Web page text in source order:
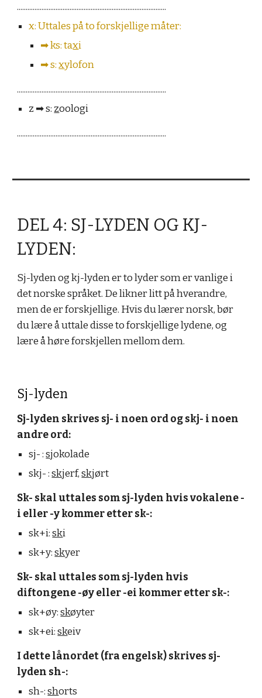
.....................................................................................
x: Uttales på to forskjellige måter:
➡︎ ks: taxi
➡︎ s:xylofon
.....................................................................................
z ➡︎ s: zoologi
.....................................................................................
DEL 4: SJ-LYDEN OG KJ-
LYDEN:
Sj-lyden og kj-lyden er to lyder som er vanlige i
det norske språket. De likner litt på hverandre,
men de er forskjellige. Hvis du lærer norsk, bør
du lære å uttale disse to forskjellige lydene, og
lære å høre forskjellen mellom dem.
Sj-lyden
Sj-lyden skrives sj- i noen ord og skj- i noen
andre ord:
sj- :sjokolade
skj- :skjerf,skjørt
Sk- skal uttales som sj-lyden hvis vokalene -
i eller -y kommer etter sk-:
sk+i:ski
sk+y:skyer
Sk- skal uttales som sj-lyden hvis
diftongene -øy eller -ei kommer etter sk-:
sk+øy:skøyter
sk+ei:skeiv
I dette lånordet (fra engelsk) skrives sj-
lyden sh-:
sh-:shorts